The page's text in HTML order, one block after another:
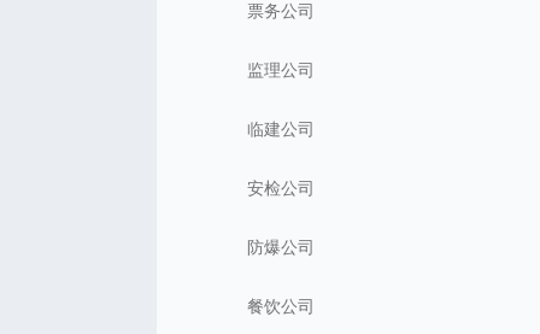
票务公司
监理公司
临建公司
安检公司
防爆公司
餐饮公司